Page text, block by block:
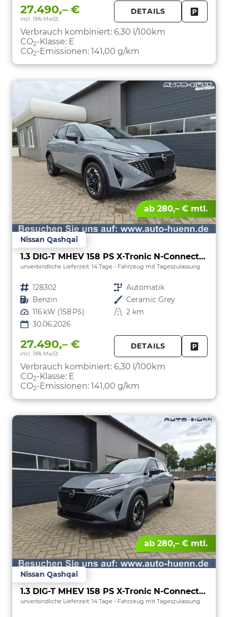
27.490,– €
incl. 19% MwSt.
DETAILS
Verbrauch kombiniert: 6,30 l/100km
CO2-Klasse: E
CO2-Emissionen: 141,00 g/km
ab 280,– € mtl.
Nissan Qashqai
1.3 DIG-T MHEV 158 PS X-Tronic N-Connecta Teil-Leder PanoGlasdach Klimaautomatik Sitzheizung Lenkradheizung Navi ACC PDC v+h 360°Kamera DAB Bluetooth Touchscreen Apple CarPlay Android Auto 18"LM
unverbindliche Lieferzeit: 14 Tage Fahrzeug mit Tageszulassung
Fahrzeugnr. 128302 Getriebe Automatik
Kraftstoff Benzin Außenfarbe Ceramic Grey
Leistung 116 kW (158 PS) Kilometerstand 2 km
30.06.2026
27.490,– €
incl. 19% MwSt.
DETAILS
Verbrauch kombiniert: 6,30 l/100km
CO2-Klasse: E
CO2-Emissionen: 141,00 g/km
ab 280,– € mtl.
Nissan Qashqai
1.3 DIG-T MHEV 158 PS X-Tronic N-Connecta Teil-Leder PanoGlasdach Klimaautomatik Sitzheizung Lenkradheizung Navi ACC PDC v+h 360°Kamera DAB Bluetooth Touchscreen Apple CarPlay Android Auto 18"LM
unverbindliche Lieferzeit: 14 Tage Fahrzeug mit Tageszulassung